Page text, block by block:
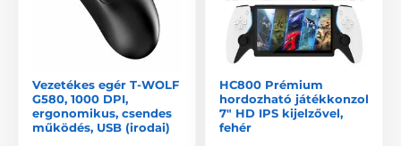
Vezetékes egér T-WOLF
G580, 1000 DPI,
ergonomikus, csendes
működés, USB (irodai)
HC800 Prémium
hordozható játékkonzol
7" HD IPS kijelzővel,
fehér